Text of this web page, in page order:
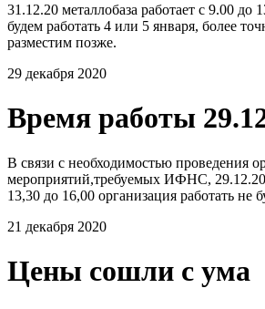
31.12.20 металлобаза работает с 9.00 до
будем работать 4 или 5 января, более
разместим позже.
29 декабря 2020
Время работы
В связи с необходимостью проведения
мероприятий,требуемых ИФНС,
13,30 до 16,00 организация работать не
21 декабря 2020
Цены сошли с ума